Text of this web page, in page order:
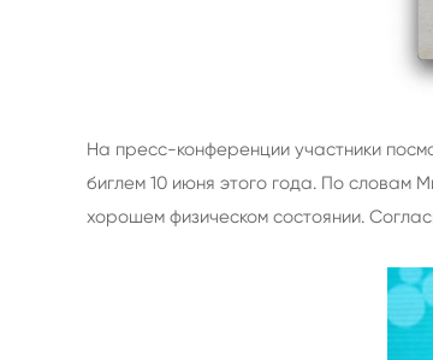
На пресс-конференции участники
биглем 10 июня этого года. По словам
хорошем физическом состоянии.